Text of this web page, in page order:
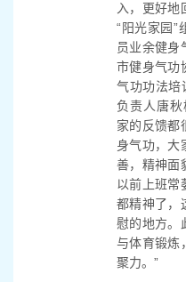
入，更好地
“阳光家园”
员业余健身
市健身气功
气功功法培
负责人唐
家的反馈都
身气功，大
善，精神面
以前上班常
都精神了，
慰的地方。
与体育锻炼
聚力。”